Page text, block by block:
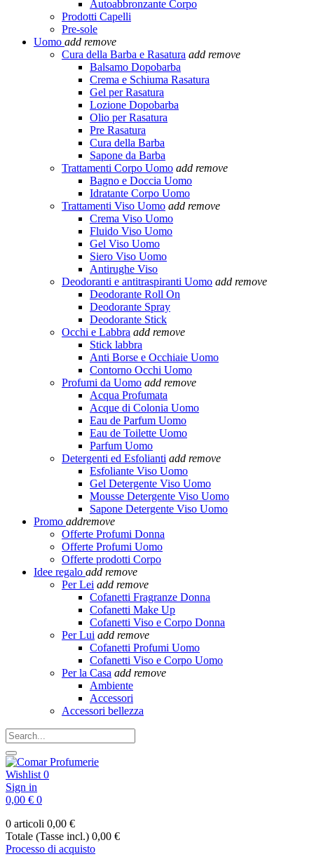
Autoabbronzante Corpo
Prodotti Capelli
Pre-sole
Uomo add remove
Cura della Barba e Rasatura add remove
Balsamo Dopobarba
Crema e Schiuma Rasatura
Gel per Rasatura
Lozione Dopobarba
Olio per Rasatura
Pre Rasatura
Cura della Barba
Sapone da Barba
Trattamenti Corpo Uomo add remove
Bagno e Doccia Uomo
Idratante Corpo Uomo
Trattamenti Viso Uomo add remove
Crema Viso Uomo
Fluido Viso Uomo
Gel Viso Uomo
Siero Viso Uomo
Antirughe Viso
Deodoranti e antitraspiranti Uomo add remove
Deodorante Roll On
Deodorante Spray
Deodorante Stick
Occhi e Labbra add remove
Stick labbra
Anti Borse e Occhiaie Uomo
Contorno Occhi Uomo
Profumi da Uomo add remove
Acqua Profumata
Acque di Colonia Uomo
Eau de Parfum Uomo
Eau de Toilette Uomo
Parfum Uomo
Detergenti ed Esfolianti add remove
Esfoliante Viso Uomo
Gel Detergente Viso Uomo
Mousse Detergente Viso Uomo
Sapone Detergente Viso Uomo
Promo addremove
Offerte Profumi Donna
Offerte Profumi Uomo
Offerte prodotti Corpo
Idee regalo add remove
Per Lei add remove
Cofanetti Fragranze Donna
Cofanetti Make Up
Cofanetti Viso e Corpo Donna
Per Lui add remove
Cofanetti Profumi Uomo
Cofanetti Viso e Corpo Uomo
Per la Casa add remove
Ambiente
Accessori
Accessori bellezza
Wishlist 0
Sign in
0,00 € 0
0 articoli 0,00 €
Totale (Tasse incl.) 0,00 €
Processo di acquisto